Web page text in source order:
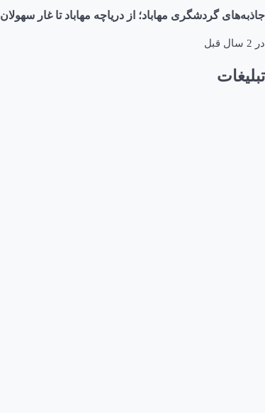
جاذبه‌های گردشگری مهاباد؛ از دریاچه مهاباد تا غار سهولان
در 2 سال قبل
تبلیغات